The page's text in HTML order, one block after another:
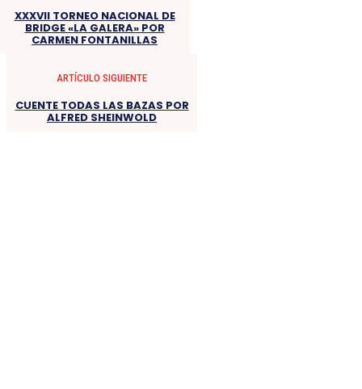
XXXVII TORNEO NACIONAL DE
BRIDGE «LA GALERA» POR
CARMEN FONTANILLAS
ARTÍCULO SIGUIENTE
CUENTE TODAS LAS BAZAS POR
ALFRED SHEINWOLD